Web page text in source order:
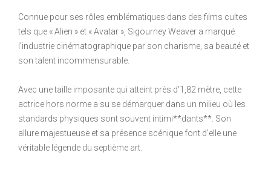
Connue pour ses rôles emblématiques dans des films cultes
tels que « Alien » et « Avatar », Sigourney Weaver a marqué
l’industrie cinématographique par son charisme, sa beauté et
son talent incommensurable.
Avec une taille imposante qui atteint près d’1,82 mètre, cette
actrice hors norme a su se démarquer dans un milieu où les
standards physiques sont souvent intimi**dants**. Son
allure majestueuse et sa présence scénique font d’elle une
véritable légende du septième art.